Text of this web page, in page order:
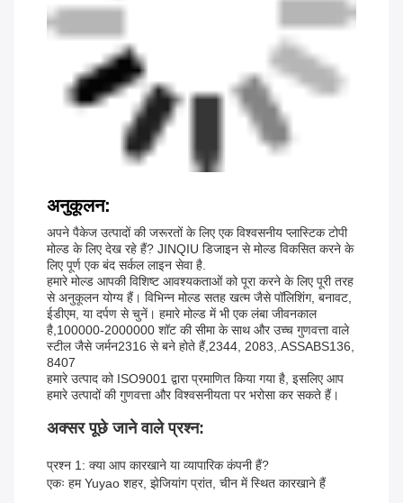
अनुकूलन:
अपने पैकेज उत्पादों की जरूरतों के लिए एक विश्वसनीय प्लास्टिक टोपी
मोल्ड के लिए देख रहे हैं? JINQIU डिजाइन से मोल्ड विकसित करने के
लिए पूर्ण एक बंद सर्कल लाइन सेवा है.
हमारे मोल्ड आपकी विशिष्ट आवश्यकताओं को पूरा करने के लिए पूरी तरह
से अनुकूलन योग्य हैं। विभिन्न मोल्ड सतह खत्म जैसे पॉलिशिंग, बनावट,
ईडीएम, या दर्पण से चुनें। हमारे मोल्ड में भी एक लंबा जीवनकाल
है,100000-2000000 शॉट की सीमा के साथ और उच्च गुणवत्ता वाले
स्टील जैसे जर्मन2316 से बने होते हैं,2344, 2083,.ASSABS136,
8407
हमारे उत्पाद को ISO9001 द्वारा प्रमाणित किया गया है, इसलिए आप
हमारे उत्पादों की गुणवत्ता और विश्वसनीयता पर भरोसा कर सकते हैं।
अक्सर पूछे जाने वाले प्रश्न:
प्रश्न 1: क्या आप कारखाने या व्यापारिक कंपनी हैं?
एकः हम Yuyao शहर, झेजियांग प्रांत, चीन में स्थित कारखाने हैं